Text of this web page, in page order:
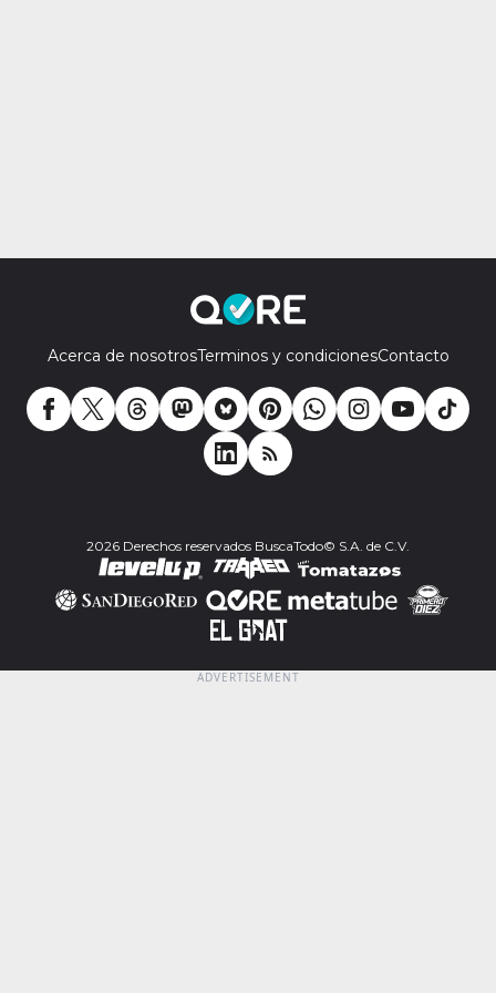
Acerca de nosotrosTerminos y condicionesContacto
2026 Derechos reservados BuscaTodo© S.A. de C.V.